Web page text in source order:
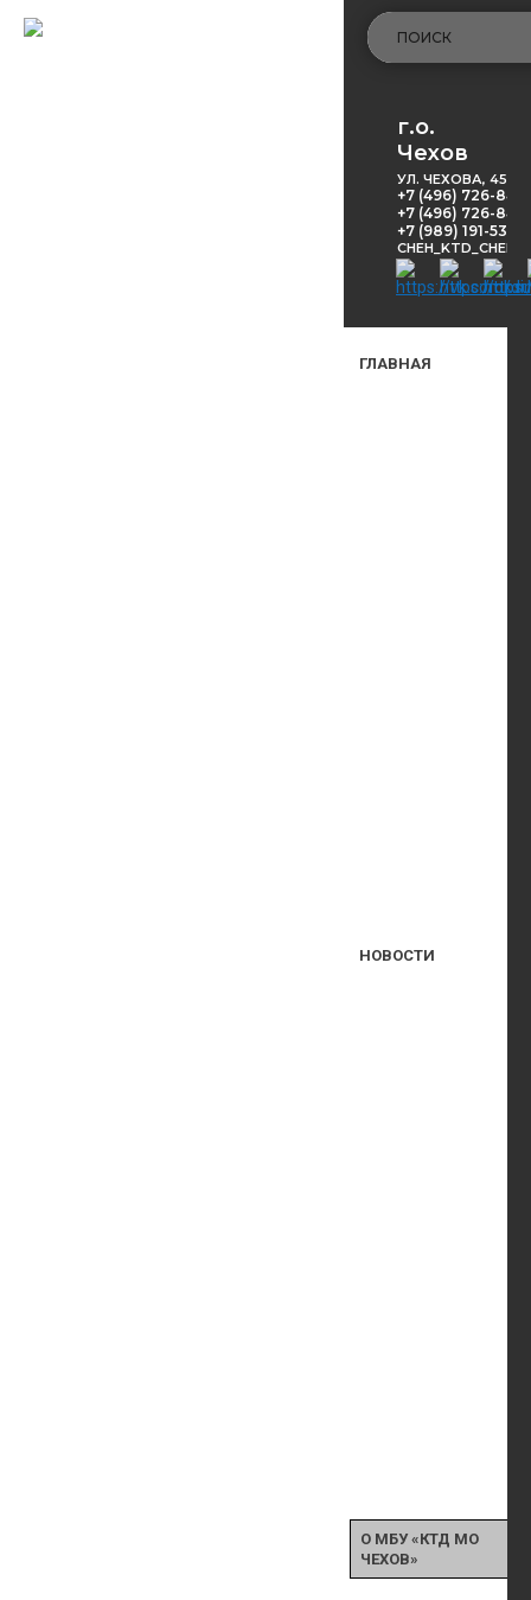
г.о.
Чехов
УЛ. ЧЕХОВА, 45
+7 (496) 726-
+7 (496) 726-
+7 (989) 191-53-
ГЛАВНАЯ
НОВОСТИ
О МБУ «КТД МО
ЧЕХОВ»